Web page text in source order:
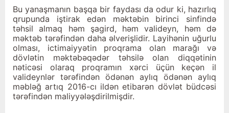
Bu yanaşmanın başqa bir faydası da odur ki, hazırlıq
qrupunda iştirak edən məktəbin birinci sinfində
təhsil almaq həm şagird, həm valideyn, həm də
məktəb tərəfindən daha əlverişlidir. Layihənin uğurlu
olması, ictimaiyyətin proqrama olan marağı və
dövlətin məktəbəqədər təhsilə olan diqqətinin
nəticəsi olaraq proqramın xərci üçün keçən il
valideynlər tərəfindən ödənən aylıq ödənən aylıq
məbləğ artıq 2016-cı ildən etibarən dövlət büdcəsi
tərəfindən maliyyələşdirilmişdir.